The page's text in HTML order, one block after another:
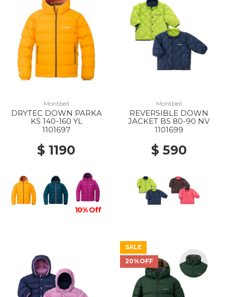
Montbell
DRYTEC DOWN PARKA
KS 140-160 YL
1101697
$ 1190
10% Off
Montbell
REVERSIBLE DOWN
JACKET BS 80-90 NV
1101699
$ 590
SALE
20%OFF